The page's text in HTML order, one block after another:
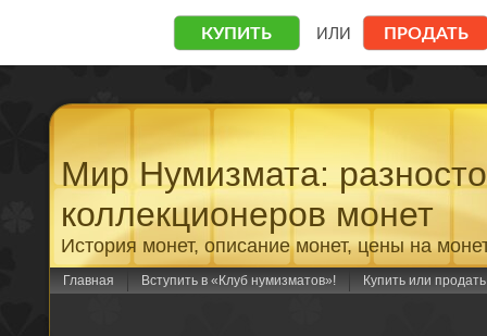
Мир Нумизмата:
коллекционеров монет
История монет, описание монет, цены на
Главная Вступить в «Клуб нумизматов»! Купить или